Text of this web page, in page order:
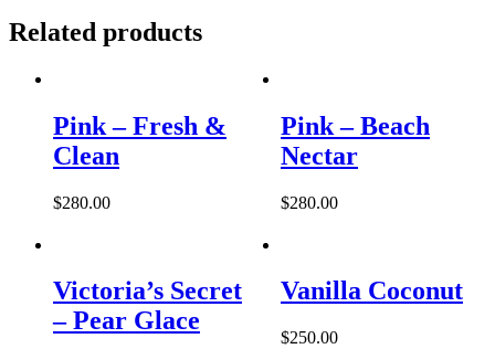
Related products
Pink – Fresh &
Clean
$280.00
Pink – Beach
Nectar
$280.00
Victoria’s Secret
– Pear Glace
Vanilla Coconut
$250.00